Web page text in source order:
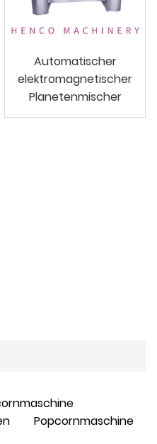
Automatischer
elektromagnetischer
Planetenmischer
Popcornmaschine